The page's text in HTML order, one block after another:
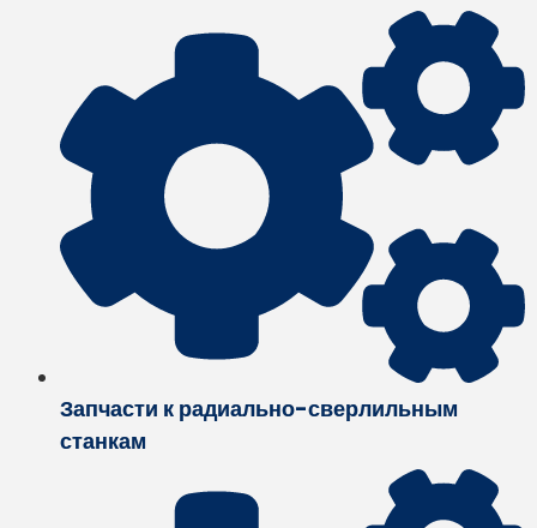
Запчасти к радиально-сверлильным
станкам